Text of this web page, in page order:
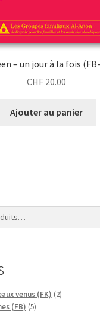
– un jour à la fois
CHF20.00
Ajouter au panier
venus (FK) 22
(FB) 55